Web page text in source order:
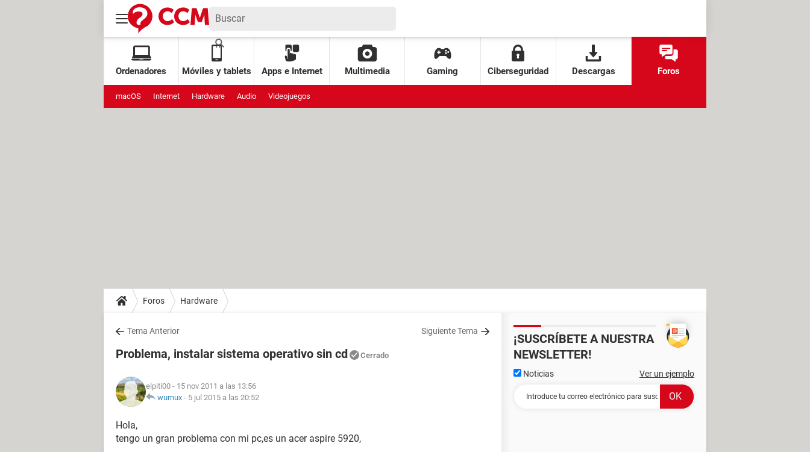
Ordenadores Móviles y tablets Apps e Internet Multimedia Gaming Ciberseguridad Descargas Foros
macOS Internet Hardware Audio Videojuegos
Foros Hardware
Tema Anterior Siguiente Tema
Problema, instalar sistema operativo sin cd Cerrado
elpiti00 - 15 nov 2011 a las 13:56
wurnux - 5 jul 2015 a las 20:52
Hola,
tengo un gran problema con mi pc,es un acer aspire 5920,
¡SUSCRÍBETE A NUESTRA
NEWSLETTER!
Noticias Ver un ejemplo